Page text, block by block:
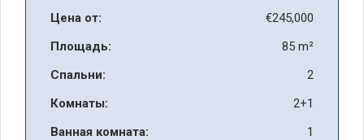
Цена от:
€245,000
Площадь:
85 m²
Спальни:
2
Комнаты:
2+1
Ванная комната:
1